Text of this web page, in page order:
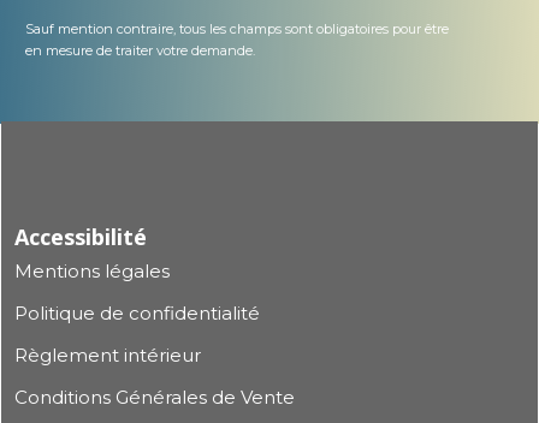
Sauf mention contraire, tous les champs sont obligatoires pour être
en mesure de traiter votre demande.
Accessibilité
Mentions légales
Politique de confidentialité
Règlement intérieur
Conditions Générales de Vente